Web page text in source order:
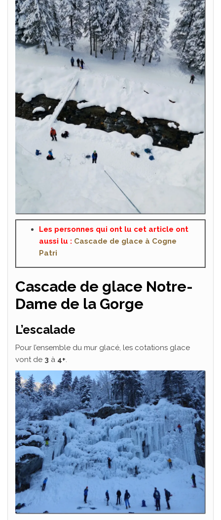
Les personnes qui ont lu cet article ont
aussi lu : Cascade de glace à Cogne
Patri
Cascade de glace Notre-
Dame de la Gorge
L’escalade
Pour l’ensemble du mur glacé, les cotations glace
vont de 3 à 4+.